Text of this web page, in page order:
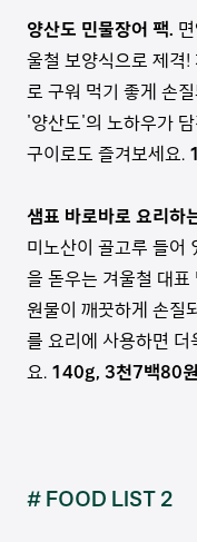
양산도 민물장어 팩.
울철 보양식으로 제격
로 구워 먹기 좋게 손
'양산도'의 노하우가
구이로도 즐겨보세요.
샘표 바로바로 요리하
미노산이 골고루 들어
을 돋우는 겨울철 대
원물이 깨끗하게 손질
를 요리에 사용하면 더
요. 140g, 3천7백80원
# FOOD LIST 2